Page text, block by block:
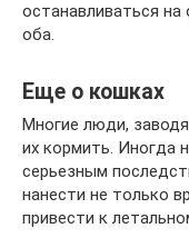
останавливаться
оба.
Еще о кошках
Многие люди,
их кормить. Иногда
серьезным
нанести не только
привести к